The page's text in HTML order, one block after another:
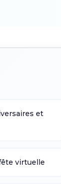
et
virtuelle